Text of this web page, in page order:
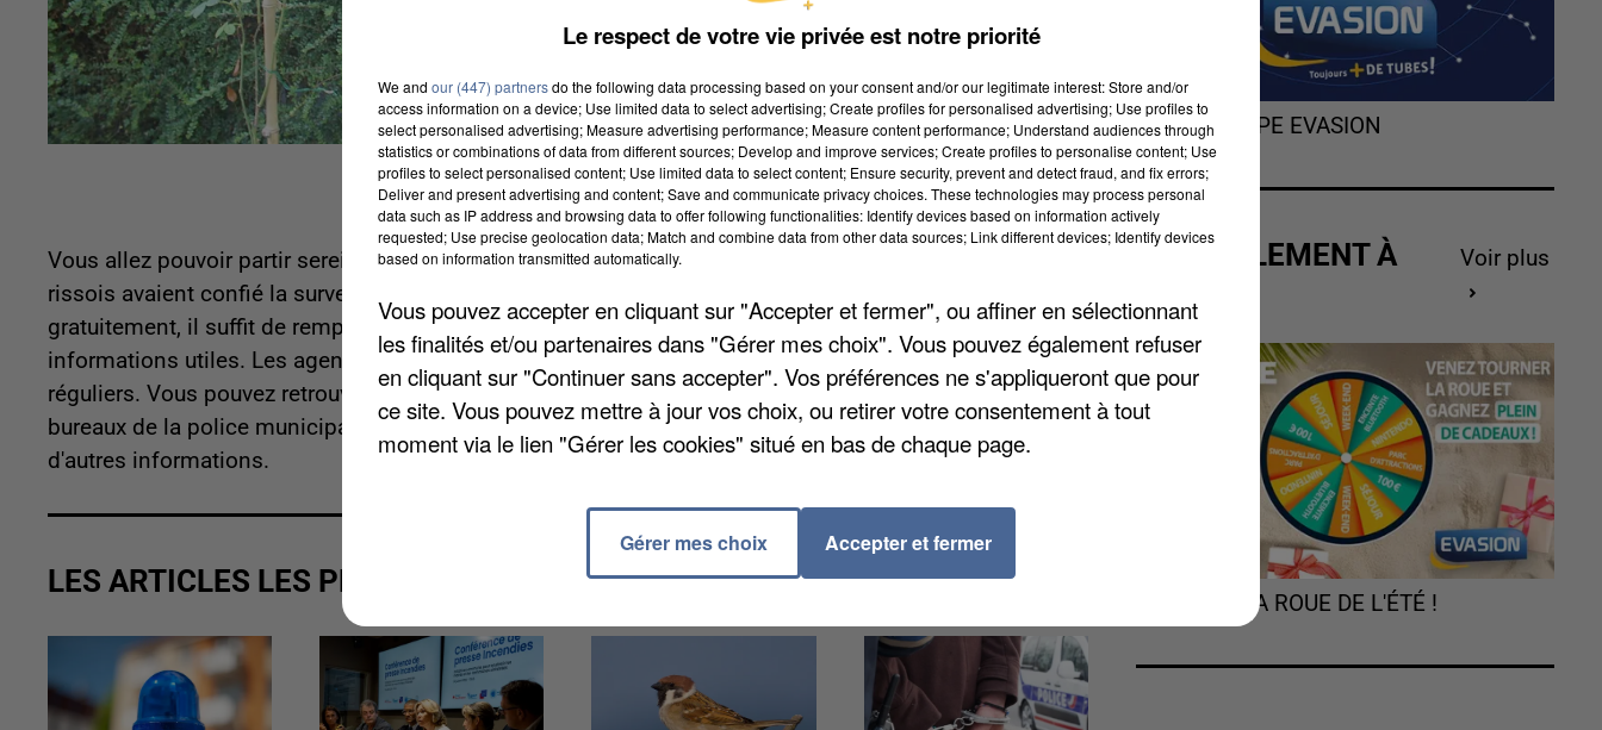
Vous allez pouvoir partir sereinement au soleil sans penser à votre maison. L'été dernier, 128 foyers
rissois avaient confié la surveillance de leur domicile à la police municipale. Pour en bénéficier
gratuitement, il suffit de remplir un formulaire en indiquant vos dates de vacances et toutes les
informations utiles. Les agents procèdent à une surveillance accrue par des passages de contrôles
réguliers. Vous pouvez retrouver le formulaire d'inscription sur le site internet de la ville ou dans les
bureaux de la police municipale. Vous pouvez également appeler le : 01.69.02.13.30 pour obtenir
d'autres informations.
LES ARTICLES LES PLUS VUS
L'HOROSCOPE EVASION
ACTUELLEMENT À
Voir plus
TOURNEZ LA ROUE DE L'ÉTÉ !
Le respect de votre vie privée est notre priorité
We and our (447) partnersdo the following data processing based on your consent and/or our legitimate interest: Store and/or
access information on a device; Use limited data to select advertising; Create profiles for personalised advertising; Use profiles to
select personalised advertising; Measure advertising performance; Measure content performance; Understand audiences through
statistics or combinations of data from different sources; Develop and improve services; Create profiles to personalise content; Use
profiles to select personalised content; Use limited data to select content; Ensure security, prevent and detect fraud, and fix errors;
Deliver and present advertising and content; Save and communicate privacy choices. These technologies may process personal
data such as IP address and browsing data to offer following functionalities: Identify devices based on information actively
requested; Use precise geolocation data; Match and combine data from other data sources; Link different devices; Identify devices
based on information transmitted automatically.
Vous pouvez accepter en cliquant sur "Accepter et fermer", ou affiner en sélectionnant
les finalités et/ou partenaires dans "Gérer mes choix". Vous pouvez également refuser
en cliquant sur "Continuer sans accepter". Vos préférences ne s'appliqueront que pour
ce site. Vous pouvez mettre à jour vos choix, ou retirer votre consentement à tout
moment via le lien "Gérer les cookies" situé en bas de chaque page.
Gérer mes choix Accepter et fermer